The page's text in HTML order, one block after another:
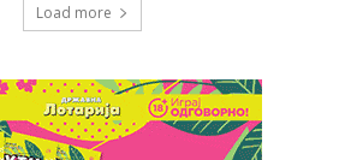
Load more